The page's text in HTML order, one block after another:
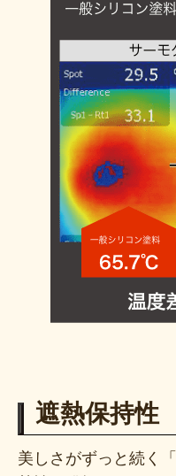
遮熱保持性
美しさがずっと続く